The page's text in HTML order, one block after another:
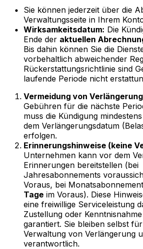
Sie können jederzeit über die
Verwaltungsseite in Ihrem
Wirksamkeitsdatum: Die
Ende der aktuellen
Bis dahin können Sie die
vorbehaltlich abweichender
Rückerstattungsrichtlinie sind
laufende Periode nicht
Vermeidung von
Gebühren für die nächste
muss die Kündigung mindestens
dem Verlängerungsdatum
erfolgen.
Erinnerungshinweise (keine
Unternehmen kann vor dem
Erinnerungen bereitstellen (bei
Jahresabonnements
Voraus, bei
Tage im Voraus). Diese
eine freiwillige Serviceleistung
Zustellung oder
garantiert. Sie bleiben selbst
Verwaltung von Verlängerung
verantwortlich.